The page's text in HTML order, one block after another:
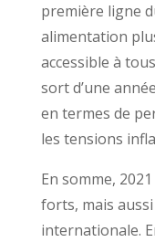
première ligne
alimentation
accessible à
sort d’une
en termes de
les tensions
En somme,
forts, mais
internationale.